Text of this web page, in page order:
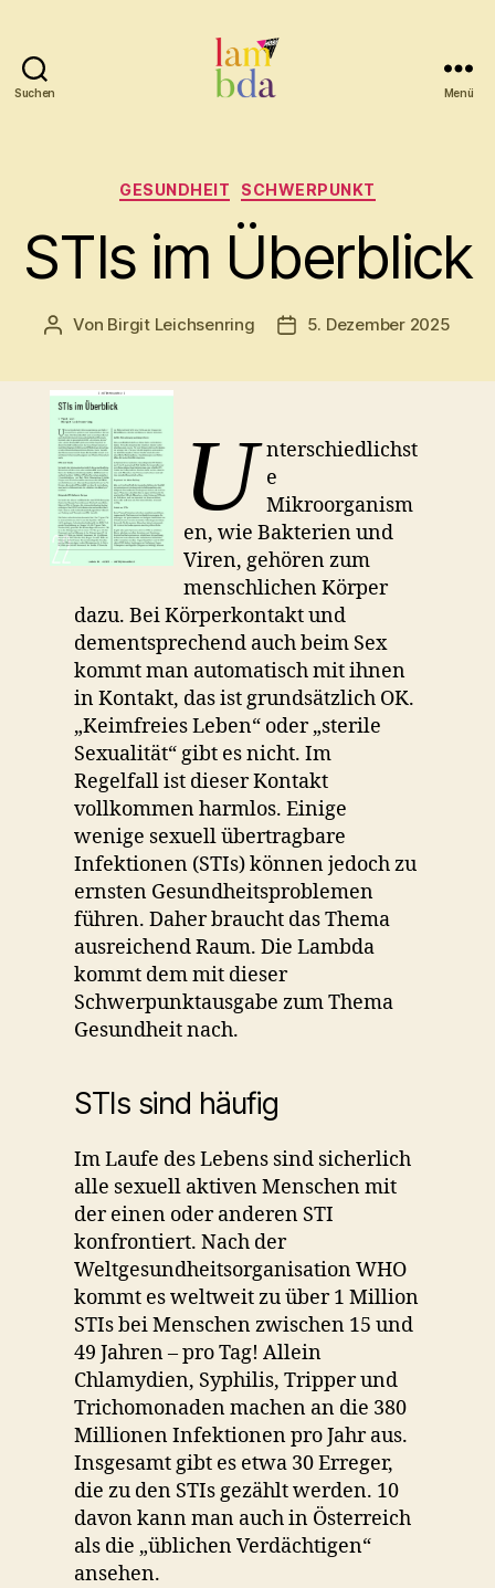
Suchen Menü
Kategorien
GESUNDHEIT SCHWERPUNKT
STIs im Überblick
Beitragsautor
Von Birgit Leichsenring Beitragsdatum
5. Dezember 2025
U nterschiedlichst
e
Mikroorganism
en, wie Bakterien und
Viren, gehören zum
menschlichen Körper
dazu. Bei Körperkontakt und
dementsprechend auch beim Sex
kommt man automatisch mit ihnen
in Kontakt, das ist grundsätzlich OK.
„Keimfreies Leben“ oder „sterile
Sexualität“ gibt es nicht. Im
Regelfall ist dieser Kontakt
vollkommen harmlos. Einige
wenige sexuell übertragbare
Infektionen (STIs) können jedoch zu
ernsten Gesundheitsproblemen
führen. Daher braucht das Thema
ausreichend Raum. Die Lambda
kommt dem mit dieser
Schwerpunktausgabe zum Thema
Gesundheit nach.
STIs sind häufig
Im Laufe des Lebens sind sicherlich
alle sexuell aktiven Menschen mit
der einen oder anderen STI
konfrontiert. Nach der
Weltgesundheitsorganisation WHO
kommt es weltweit zu über 1 Million
STIs bei Menschen zwischen 15 und
49 Jahren – pro Tag! Allein
Chlamydien, Syphilis, Tripper und
Trichomonaden machen an die 380
Millionen Infektionen pro Jahr aus.
Insgesamt gibt es etwa 30 Erreger,
die zu den STIs gezählt werden. 10
davon kann man auch in Österreich
als die „üblichen Verdächtigen“
ansehen.